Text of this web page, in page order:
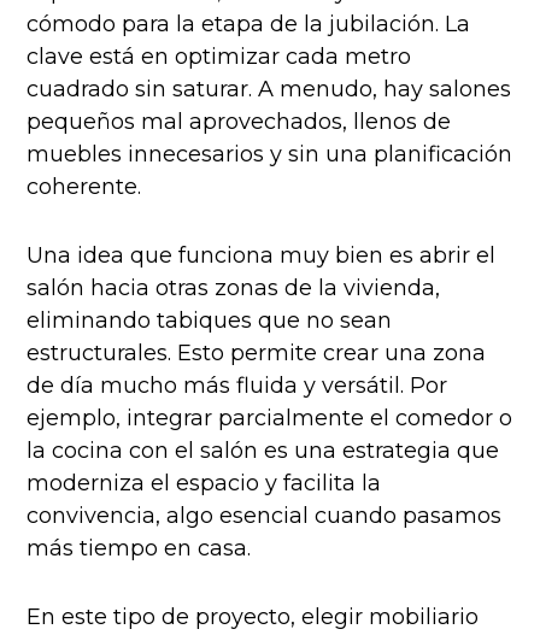
cómodo para la etapa de la jubilación. La
clave está en optimizar cada metro
cuadrado sin saturar. A menudo, hay salones
pequeños mal aprovechados, llenos de
muebles innecesarios y sin una planificación
coherente.
Una idea que funciona muy bien es abrir el
salón hacia otras zonas de la vivienda,
eliminando tabiques que no sean
estructurales. Esto permite crear una zona
de día mucho más fluida y versátil. Por
ejemplo, integrar parcialmente el comedor o
la cocina con el salón es una estrategia que
moderniza el espacio y facilita la
convivencia, algo esencial cuando pasamos
más tiempo en casa.
En este tipo de proyecto, elegir mobiliario